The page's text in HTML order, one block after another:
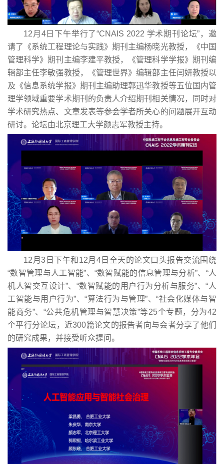
12月4日下午举行了“CNAIS 2022 学术期刊论坛”，邀
请了《系统工程理论与实践》期刊主编杨晓光教授，《中国
管理科学》期刊主编李建平教授，《管理科学学报》期刊编
辑部主任李敏强教授，《管理世界》编辑部主任闫妍教授以
及《信息系统学报》期刊主编助理郭迅华教授等五位国内管
理学领域重要学术期刊的负责人介绍期刊相关情况，同时对
学术研究热点、文章发表等参会学者所关心的问题展开互动
研讨。论坛由北京理工大学颜志军教授主持。
12月3日下午和12月4日全天的论文口头报告交流围绕
“数智管理与人工智能”、“数智赋能的信息管理与分析”、“人
机人智交互设计”、“数智赋能的用户行为分析与服务”、“人
工智能与用户行为”、“算法行为与管理”、“社会化媒体与智
能商务”、“公共危机管理与智慧决策”等25个专题，分为42
个平行分论坛，近300篇论文的报告者向与会者分享了他们
的研究成果，并接受听众提问。